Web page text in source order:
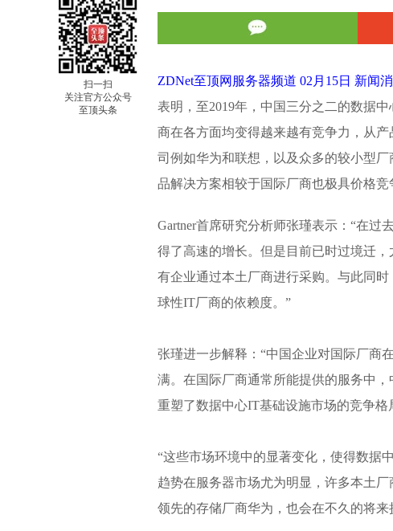
扫一扫
关注官方公众号
至顶头条
ZDNet至顶网服务器频道 02月15日 新闻消
表明，至2019年，中国三分之二的数据
商在各方面均变得越来越有竞争力，从
司例如华为和联想，以及众多的较小型
品解决方案相较于国际厂商也极具价格竞
Gartner首席研究分析师张瑾表示：“在过
得了高速的增长。但是目前已时过境迁
有企业通过本土厂商进行采购。与此同
球性IT厂商的依赖度。”
张瑾进一步解释：“中国企业对国际厂商
满。在国际厂商通常所能提供的服务中
重塑了数据中心IT基础设施市场的竞争格
“这些市场环境中的显著变化，使得数据
趋势在服务器市场尤为明显，许多本土
领先的存储厂商华为，也会在不久的将来